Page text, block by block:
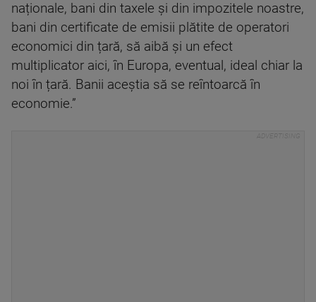
naționale, bani din taxele și din impozitele noastre,
bani din certificate de emisii plătite de operatori
economici din țară, să aibă și un efect
multiplicator aici, în Europa, eventual, ideal chiar la
noi în țară. Banii aceștia să se reîntoarcă în
economie.”